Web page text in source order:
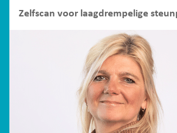
Zelfscan voor laagdrempelige